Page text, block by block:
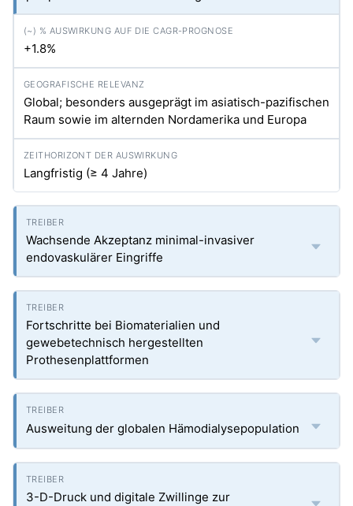
+1.8%
Global; besonders ausgeprägt im asiatisch-pazifischen
Raum sowie im alternden Nordamerika und Europa
Langfristig (≥ 4 Jahre)
Wachsende Akzeptanz minimal-invasiver
endovaskulärer Eingriffe
Fortschritte bei Biomaterialien und
gewebetechnisch hergestellten
Prothesenplattformen
Ausweitung der globalen Hämodialysepopulation
3-D-Druck und digitale Zwillinge zur